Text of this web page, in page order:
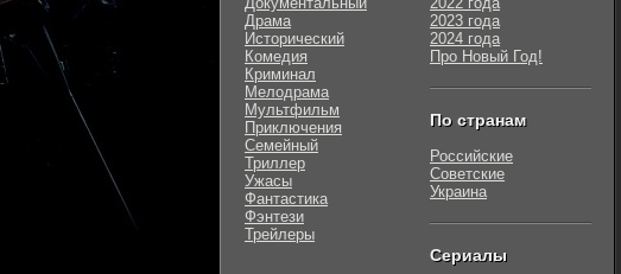
Драма
Исторический
Комедия
Криминал
Мелодрама
Мультфильм
Приключения
Семейный
Триллер
Ужасы
Фантастика
Фэнтези
Трейлеры
2023 года
2024 года
Про Новый Год!
По странам
Российские
Советские
Украина
Сериалы